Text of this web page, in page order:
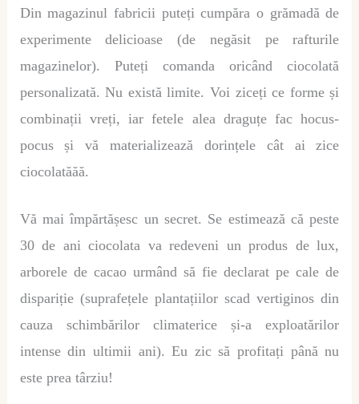
Din magazinul fabricii puteți cumpăra o grămadă de
experimente delicioase (de negăsit pe rafturile
magazinelor). Puteți comanda oricând ciocolată
personalizată. Nu există limite. Voi ziceți ce forme și
combinații vreți, iar fetele alea draguțe fac hocus-
pocus și vă materializează dorințele cât ai zice
ciocolatăăă.
Vă mai împărtășesc un secret. Se estimează că peste
30 de ani ciocolata va redeveni un produs de lux,
arborele de cacao urmând să fie declarat pe cale de
dispariție (suprafețele plantațiilor scad vertiginos din
cauza schimbărilor climaterice și-a exploatărilor
intense din ultimii ani). Eu zic să profitați până nu
este prea târziu!